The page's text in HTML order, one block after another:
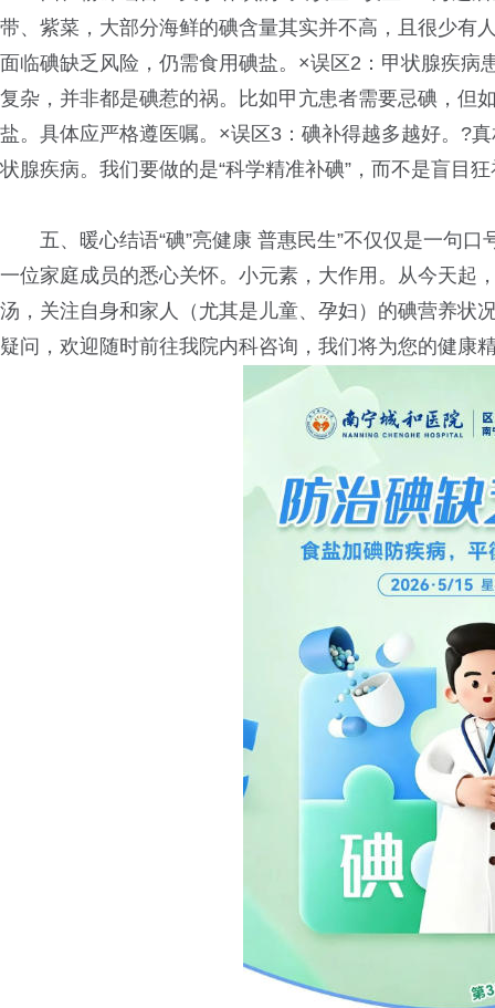
带、紫菜，大部分海鲜的碘含量其实并不高，且很少有
面临碘缺乏风险，仍需食用碘盐。×误区2：甲状腺疾病
复杂，并非都是碘惹的祸。比如甲亢患者需要忌碘，但
盐。具体应严格遵医嘱。×误区3：碘补得越多越好。?
状腺疾病。我们要做的是“科学精准补碘”，而不是盲目
五、暖心结语“碘”亮健康 普惠民生”不仅仅是一句口
一位家庭成员的悉心关怀。小元素，大作用。从今天起
汤，关注自身和家人（尤其是儿童、孕妇）的碘营养状
疑问，欢迎随时前往我院内科咨询，我们将为您的健康